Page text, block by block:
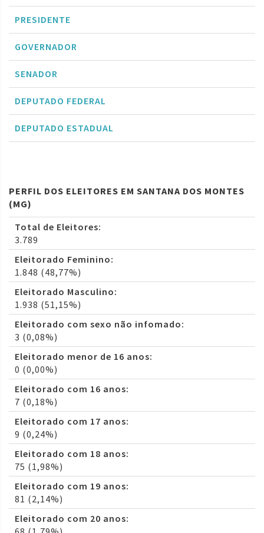
PRESIDENTE
GOVERNADOR
SENADOR
DEPUTADO FEDERAL
DEPUTADO ESTADUAL
PERFIL DOS ELEITORES EM SANTANA DOS MONTES
(MG)
Total de Eleitores:
3.789
Eleitorado Feminino:
1.848 (48,77%)
Eleitorado Masculino:
1.938 (51,15%)
Eleitorado com sexo não infomado:
3 (0,08%)
Eleitorado menor de 16 anos:
0 (0,00%)
Eleitorado com 16 anos:
7 (0,18%)
Eleitorado com 17 anos:
9 (0,24%)
Eleitorado com 18 anos:
75 (1,98%)
Eleitorado com 19 anos:
81 (2,14%)
Eleitorado com 20 anos: